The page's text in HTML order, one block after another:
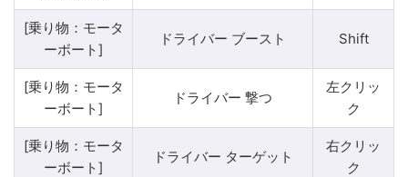
[乗り物：モータ
ーボート]
ドライバー ブースト Shift
[乗り物：モータ
ーボート]
ドライバー 撃つ
左クリッ
ク
[乗り物：モータ
ーボート]
ドライバー ターゲット
右クリッ
ク